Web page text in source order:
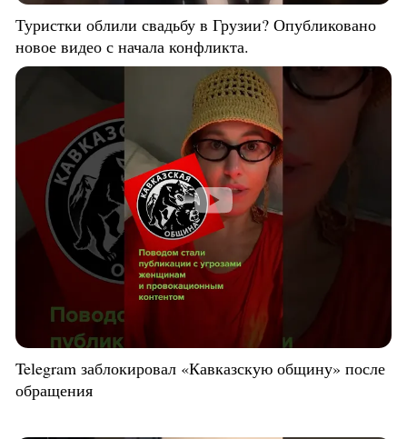
Туристки облили свадьбу в Грузии? Опубликовано
новое видео с начала конфликта.
Telegram заблокировал «Кавказскую общину» после
обращения